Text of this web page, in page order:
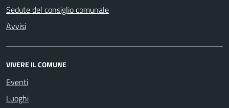
Sedute del consiglio comunale
Avvisi
VIVERE IL COMUNE
Eventi
Luoghi